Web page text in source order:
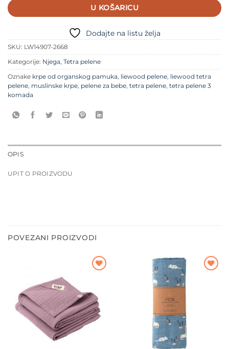
U KOŠARICU
Dodajte na listu želja
SKU: LW14907-2668
Kategorije: Njega Tetra pelene
Oznake krpe od organskog pamuka liewood pelene liewood tetra
pelene muslinske krpe pelene za bebe tetra pelene tetra pelene 3
komada
OPIS
UPIT O PROIZVODU
POVEZANI PROIZVODI